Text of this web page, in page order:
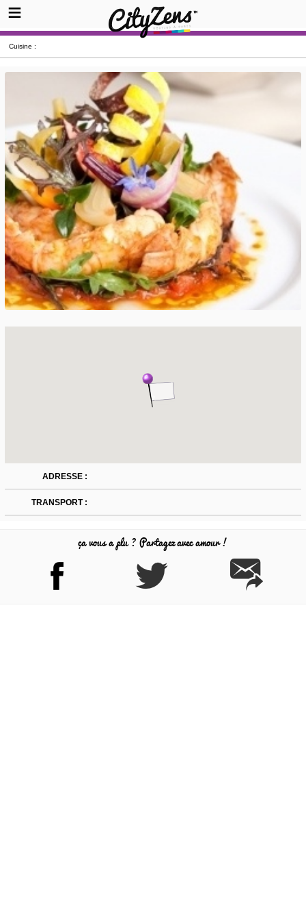
Cuisine :
ADRESSE :
TRANSPORT :
ça vous a plu ? Partagez avec amour !